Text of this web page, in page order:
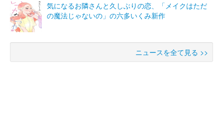
気になるお隣さんと久しぶりの恋、「メイクはただ
の魔法じゃないの」の六多いくみ新作
ニュースを全て見る >>